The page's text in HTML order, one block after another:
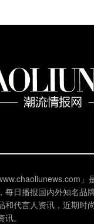
」
每日播报国内外知名品
和代言人资讯，近期时
。